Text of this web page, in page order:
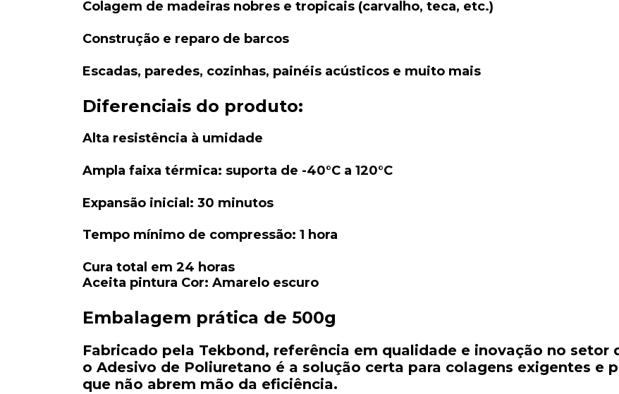
Colagem de madeiras nobres e tropicais (carvalho, teca, etc.)
Construção e reparo de barcos
Escadas, paredes, cozinhas, painéis acústicos e muito mais
Diferenciais do produto:
Alta resistência à umidade
Ampla faixa térmica: suporta de -40°C a 120°C
Expansão inicial: 30 minutos
Tempo mínimo de compressão: 1 hora
Cura total em 24 horas
Aceita pintura Cor: Amarelo escuro
Embalagem prática de 500g
Fabricado pela Tekbond, referência em qualidade e inovação no setor
o Adesivo de Poliuretano é a solução certa para colagens exigentes e
que não abrem mão da eficiência.